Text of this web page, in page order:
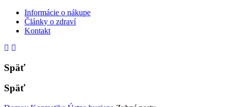
Informácie o nákupe
Články o zdraví
Kontakt
Späť
Späť